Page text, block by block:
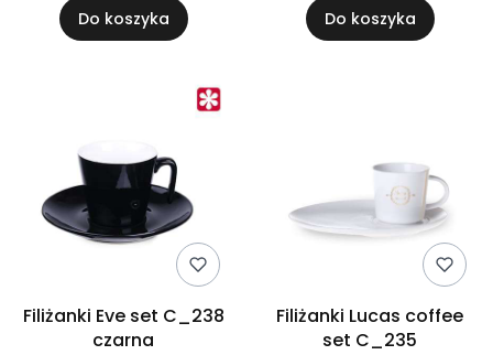
Do koszyka Do koszyka
Filiżanki Eve set C_238
czarna
Filiżanki Lucas coffee
set C_235